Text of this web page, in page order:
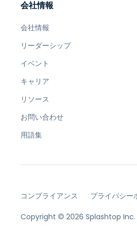
会社情報
会社情報
リーダーシップ
イベント
キャリア
リソース
お問い合わせ
用語集
コンプライアンス プライバシー
Copyright © 2026 Splashtop Inc.